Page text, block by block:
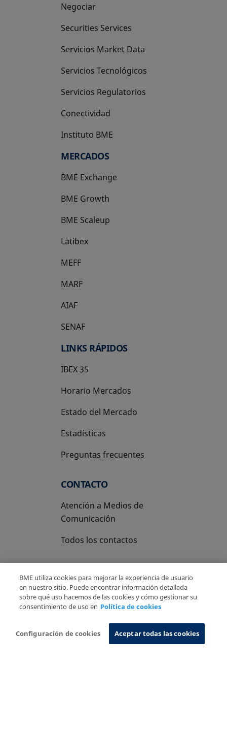
Negociar
Securities Services
Servicios Market Data
Servicios Tecnológicos
Servicios Regulatorios
Conectividad
Instituto BME
se abre en una pestaña nueva
MERCADOS
BME Exchange
BME Growth
se abre en una pestaña nueva
BME Scaleup
se abre en una pestaña nueva
Latibex
se abre en una pestaña nueva
MEFF
se abre en una pestaña nueva
MARF
AIAF
SENAF
LINKS RÁPIDOS
IBEX 35
Horario Mercados
Estado del Mercado
Estadísticas
Preguntas frecuentes
CONTACTO
Atención a Medios de
Comunicación
Todos los contactos
Copyright Ⓒ BME 2026
Aviso Legal
Sistema de Información
BME utiliza cookies para mejorar la experiencia de usuario
en nuestro sitio. Puede encontrar información detallada
sobre qué uso hacemos de las cookies y cómo gestionar su
consentimiento de uso en Política de cookies
Configuración de cookies Aceptar todas las cookies